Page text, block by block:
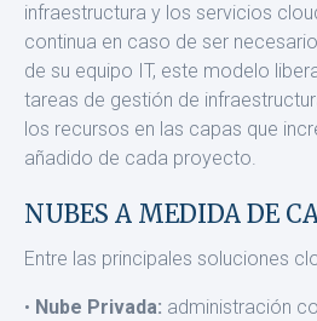
infraestructura y los servicios
conti­nua en caso de ser
de su equipo IT, este modelo
tareas de gestión de
los recursos en las capas que
añadido de cada proyecto.
NUBES A MEDIDA DE
Entre las principales soluciones
• Nube Privada: administración